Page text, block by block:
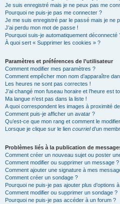
Je suis enregistré mais je ne peux pas me
Pourquoi ne puis-je pas me connecter ?
Je me suis enregistré par le passé mais je ne
J’ai perdu mon mot de passe !
Pourquoi suis-je automatiquement déconnecté
À quoi sert « Supprimer les cookies » ?
Paramètres et préférences de l’utilisateur
Comment modifier mes paramètres ?
Comment empêcher mon nom d’apparaître
Les heures ne sont pas correctes !
J’ai changé mon fuseau horaire et l’heure est
Ma langue n’est pas dans la liste !
A quoi correspondent les images à proximité
Comment puis-je afficher un avatar ?
Qu’est-ce que mon rang et comment le
Lorsque je clique sur le lien courrield’un
Problèmes liés à la publication de
Comment créer un nouveau sujet ou poster
Comment modifier ou supprimer un message ?
Comment ajouter une signature à mes
Comment créer un sondage ?
Pourquoi ne puis-je pas ajouter plus d’options
Comment modifier ou supprimer un sondage ?
Pourquoi ne puis-je pas accéder à un forum ?